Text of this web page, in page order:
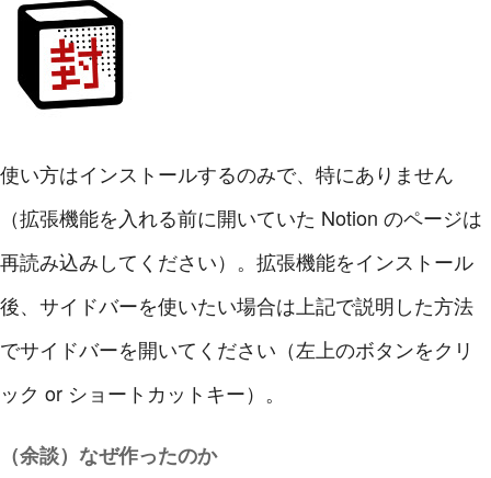
使い方はインストールするのみで、特にありません
（拡張機能を入れる前に開いていた Notion のページは
再読み込みしてください）。拡張機能をインストール
後、サイドバーを使いたい場合は上記で説明した方法
でサイドバーを開いてください（左上のボタンをクリ
ック or ショートカットキー）。
（余談）なぜ作ったのか